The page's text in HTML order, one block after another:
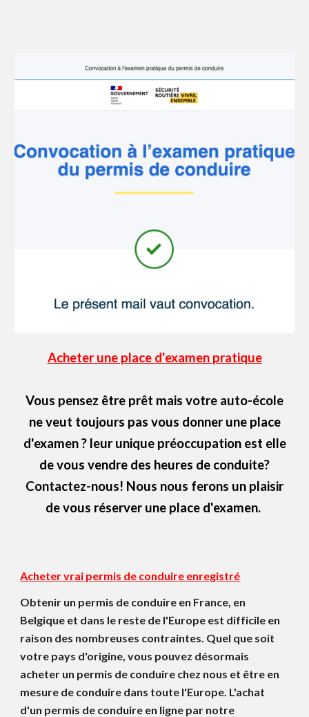
Acheterune place d'examen pratique
Vous pensez être prêt mais votre auto-école
ne veut toujours pas vous donner une place
d'examen ? leur unique préoccupation est elle
de vous vendre des heures de conduite?
Contactez-nous! Nous nous ferons un plaisir
de vous réserver une place d'examen.
Acheter vrai permis de conduire enregistré
Obtenir un permis de conduire en France, en
Belgique et dans le reste de l'Europe est difficile en
raison des nombreuses contraintes. Quel que soit
votre pays d'origine, vous pouvez désormais
acheter un permis de conduire chez nous et être en
mesure de conduire dans toute l'Europe. L'achat
d'un permis de conduire en ligne par notre